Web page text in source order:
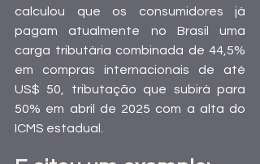
calculou que os consumidores já
pagam atualmente no Brasil uma
carga tributária combinada de 44,5%
em compras internacionais de até
US$ 50, tributação que subirá para
50% em abril de 2025 com a alta do
ICMS estadual.